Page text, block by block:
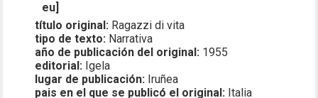
eu]
título original: Ragazzi di vita
tipo de texto: Narrativa
año de publicación del original: 1955
editorial: Igela
lugar de publicación: Iruñea
pais en el que se publicó el original: Italia